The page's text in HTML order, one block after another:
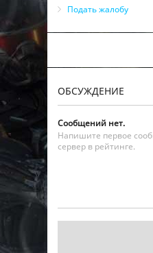
Подать жалобу
ОБСУЖДЕНИЕ
Сообщений нет.
Напишите первое
сервер в рейтинге.